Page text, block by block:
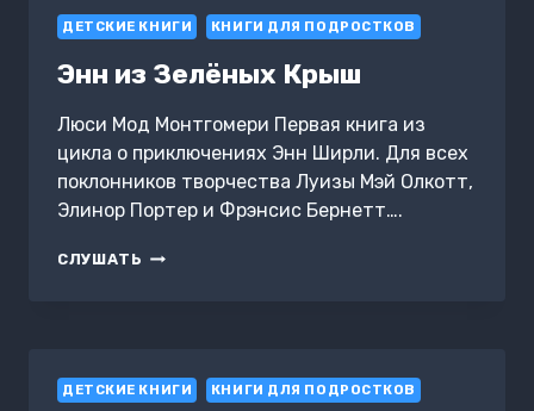
ПО
РАЗРЕШЕНИЮ
КОНФЛИКТОВ,
ОБЩЕНИЮ
УСТАНОВЛЕНИЮ
СВЯЗИ
С
РЕБЕНКОМ
ДЕТСКИЕ КНИГИ КНИГИ ДЛЯ ПОДРОСТКОВ
Энн из Зелёных Крыш
Люси Мод Монтгомери Первая книга из
цикла о приключениях Энн Ширли. Для всех
поклонников творчества Луизы Мэй Олкотт,
Элинор Портер и Фрэнсис Бернетт….
СЛУШАТЬ ЭНН
ДЕТСКИЕ КНИГИ КНИГИ ДЛЯ ПОДРОСТКОВ